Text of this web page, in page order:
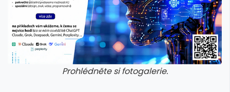
Prohlédněte si fotogalerie.